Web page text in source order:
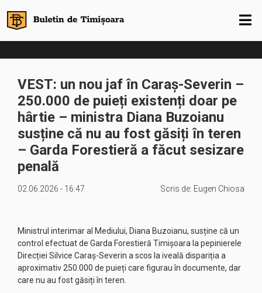
VEST: un nou jaf în Caraș-Severin –
250.000 de puieți existenți doar pe
hârtie – ministra Diana Buzoianu
susține că nu au fost găsiți în teren
– Garda Forestieră a făcut sesizare
penală
02.06.2026 - 16:47 Scris de: Eugen Chiosa
Ministrul interimar al Mediului, Diana Buzoianu, susține că un
control efectuat de Garda Forestieră Timișoara la pepinierele
Direcției Silvice Caraș-Severin a scos la iveală dispariția a
aproximativ 250.000 de puieți care figurau în documente, dar
care nu au fost găsiți în teren.